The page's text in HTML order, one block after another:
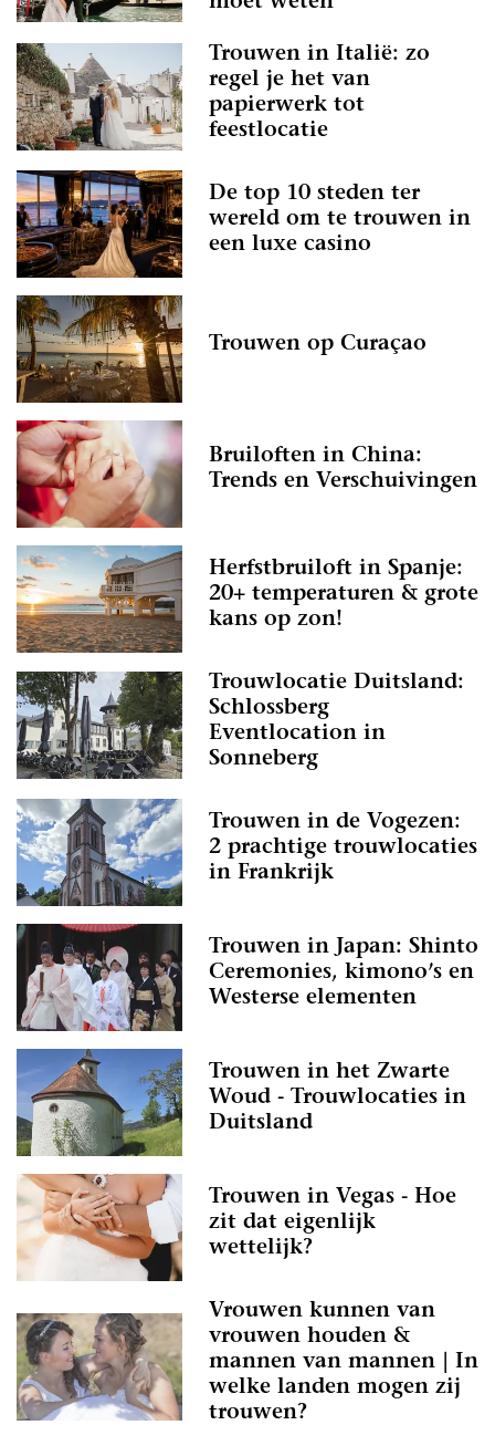
Trouwen in Italië: zo
regel je het van
papierwerk tot
feestlocatie
De top 10 steden ter
wereld om te trouwen in
een luxe casino
Trouwen op Curaçao
Bruiloften in China:
Trends en Verschuivingen
Herfstbruiloft in Spanje:
20+ temperaturen & grote
kans op zon!
Trouwlocatie Duitsland:
Schlossberg
Eventlocation in
Sonneberg
Trouwen in de Vogezen:
2 prachtige trouwlocaties
in Frankrijk
Trouwen in Japan: Shinto
Ceremonies, kimono’s en
Westerse elementen
Trouwen in het Zwarte
Woud - Trouwlocaties in
Duitsland
Trouwen in Vegas - Hoe
zit dat eigenlijk
wettelijk?
Vrouwen kunnen van
vrouwen houden &
mannen van mannen | In
welke landen mogen zij
trouwen?